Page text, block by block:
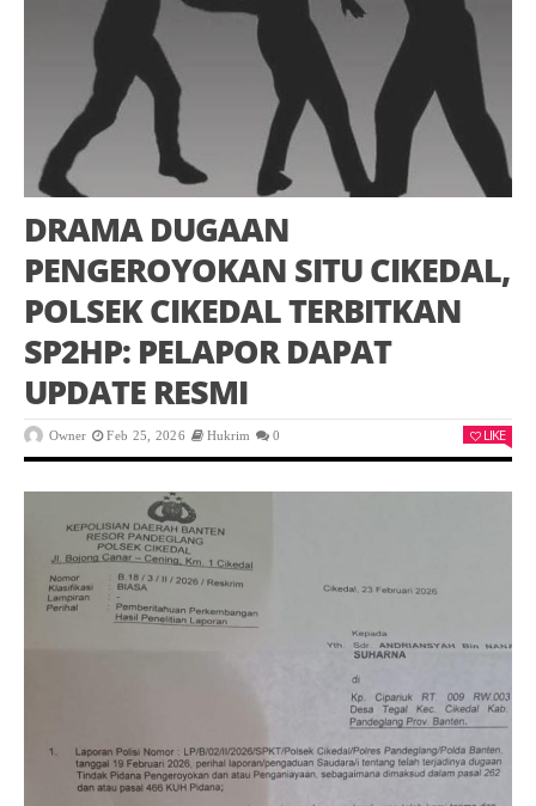
DRAMA DUGAAN
PENGEROYOKAN SITU CIKEDAL,
POLSEK CIKEDAL TERBITKAN
SP2HP: PELAPOR DAPAT
UPDATE RESMI
Owner Feb 25, 2026 Hukrim 0 LIKE